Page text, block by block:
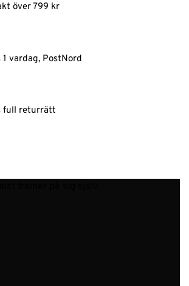
över 799 kr
1 vardag, PostNord
full returrätt